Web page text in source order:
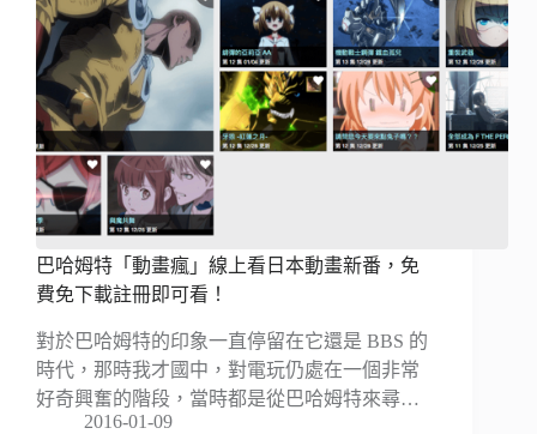
巴哈姆特「動畫瘋」線上看日本動畫新番，免
費免下載註冊即可看！
對於巴哈姆特的印象一直停留在它還是 BBS 的
時代，那時我才國中，對電玩仍處在一個非常
好奇興奮的階段，當時都是從巴哈姆特來尋…
2016-01-09